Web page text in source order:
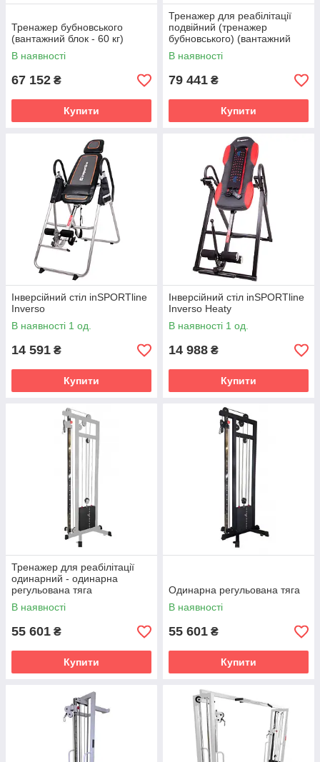
Тренажер бубновського
(вантажний блок - 60 кг)
В наявності
67 152 ₴
Купити
Тренажер для реабілітації
подвійний (тренажер
бубновського) (вантажний
блок - 80 кг)
В наявності
79 441 ₴
Купити
Інверсійний стіл inSPORTline
Inverso
В наявності 1 од.
14 591 ₴
Купити
Інверсійний стіл inSPORTline
Inverso Heaty
В наявності 1 од.
14 988 ₴
Купити
Тренажер для реабілітації
одинарний - одинарна
регульована тяга
В наявності
55 601 ₴
Купити
Одинарна регульована тяга
В наявності
55 601 ₴
Купити